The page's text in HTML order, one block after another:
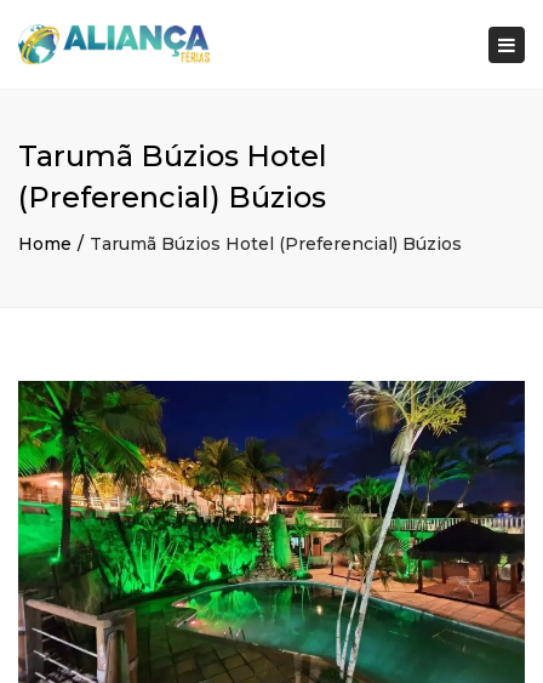
Tarumã Búzios Hotel
(Preferencial) Búzios
Home Tarumã Búzios Hotel (Preferencial) Búzios